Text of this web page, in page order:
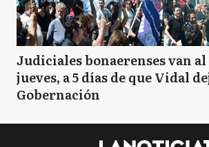
Judiciales bonaerenses van
jueves, a 5 días de que Vidal
Gobernación